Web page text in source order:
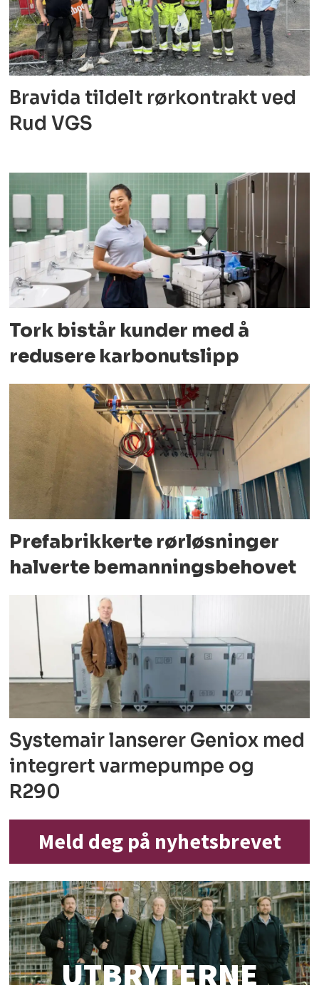
Bravida tildelt rørkontrakt ved
Rud VGS
Tork bistår kunder med å
redusere karbonutslipp
Prefabrikkerte rørløsninger
halverte bemanningsbehovet
Systemair lanserer Geniox med
integrert varmepumpe og
R290
Meld deg på nyhetsbrevet
UTBRYTERNE